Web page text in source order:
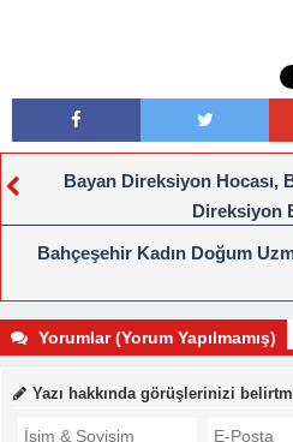
Bayan Direksiyon Hocası,
Direksiyon
Bahçeşehir Kadın Doğum
Yorumlar (Yorum Yapılmamış)
Yazı hakkında görüşlerinizi